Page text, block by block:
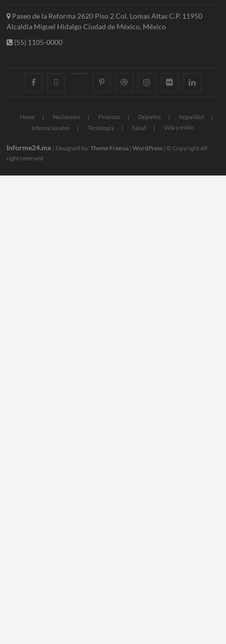
Paseo de la Reforma 2620 Piso 2 Col. Lomas Altas C.P. 11950
Alcaldia Miguel Hidalgo Ciudad de México, México
(55) 1105-0000
facebook googlepluspinterestdribbble instagramflickr linkedin
Home Nacionales Finanzas Deportes
Seguridad
Internacionales
Tecnologia Salud Vida y estilo
Informe24.mx | Designed by:Theme Freesia |WordPress | © Copyright All
right reserved